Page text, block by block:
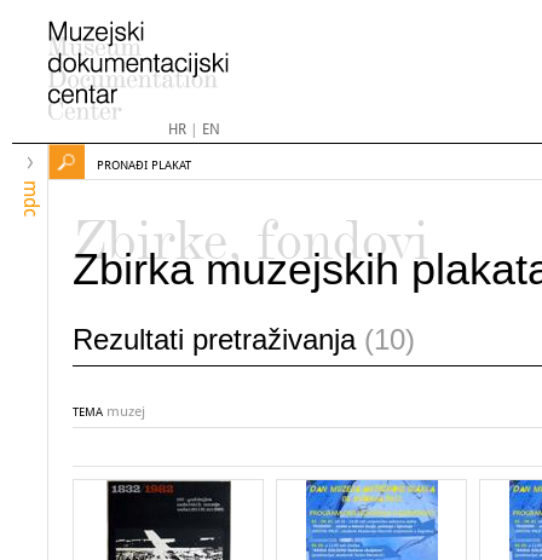
HR| EN
mdc
PRONAĐI PLAKAT
Zbirke, fondovi
Zbirka muzejskih
Rezultati pretraživanja (10)
TEMA muzej